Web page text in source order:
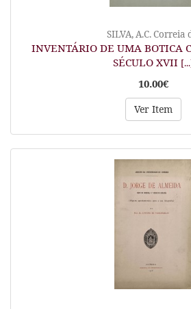
SILVA, A.C. Correia
INVENTÁRIO DE UMA BOTICA
SÉCULO XVII
10.00€
Ver Item